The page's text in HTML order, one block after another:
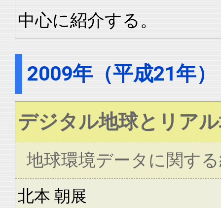
中心に紹介する。
2009年（平成21年）
デジタル地球とリア
地球環境データに関す
北本 朝展